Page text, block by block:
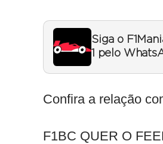
Siga o
1 pelo
Confira a relação
F1BC QUER O